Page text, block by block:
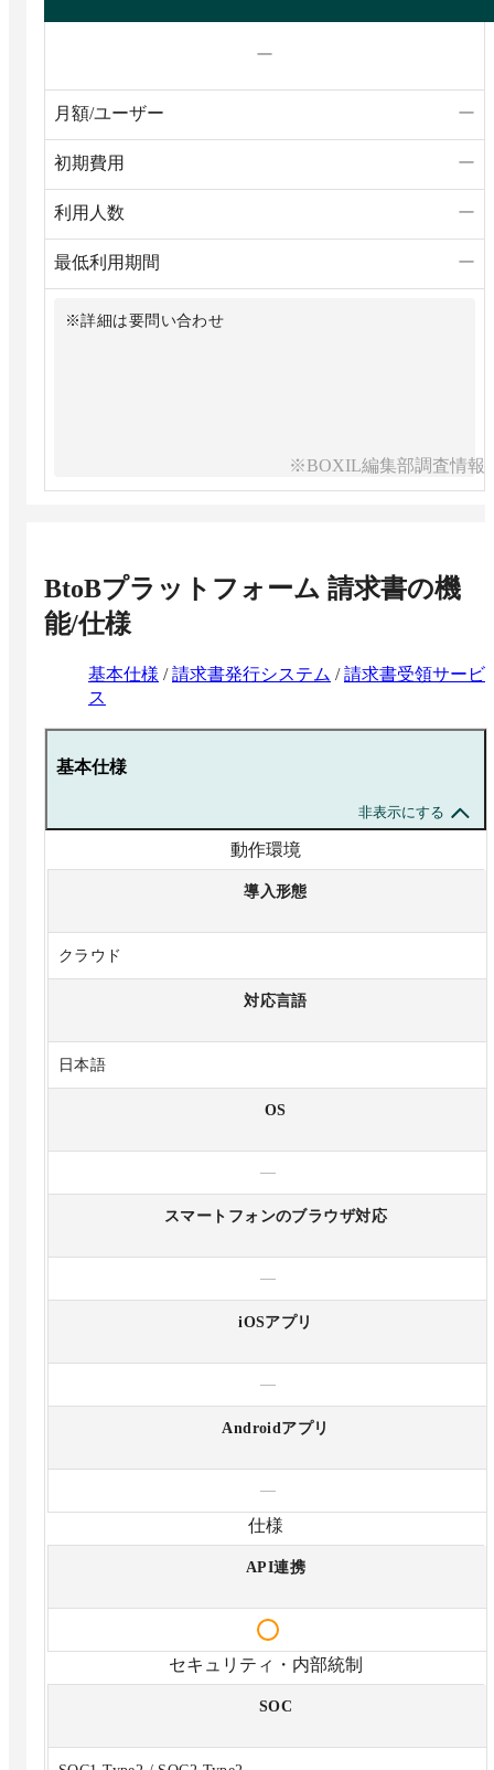
ー
月額/ユーザー ー
初期費用 ー
利用人数 ー
最低利用期間 ー
※詳細は要問い合わせ
※BOXIL編集部調査情報
BtoBプラットフォーム 請求書の機
能/仕様
基本仕様 /請求書発行システム /請求書受領サービ
ス
基本仕様
非表示にする
動作環境
導入形態
クラウド
対応言語
日本語
OS
—
スマートフォンのブラウザ対応
—
iOSアプリ
—
Androidアプリ
—
仕様
API連携
セキュリティ・内部統制
SOC